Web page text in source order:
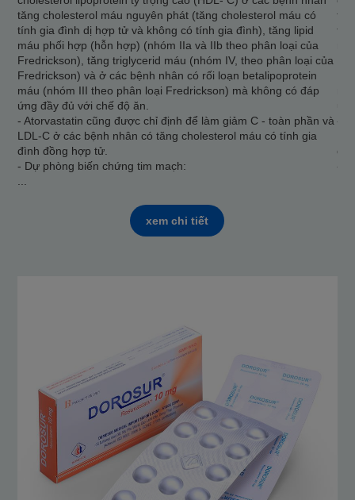
tăng cholesterol máu nguyên phát (tăng cholesterol máu có
tính gia đình dị hợp tử và không có tính gia đình), tăng lipid
máu phối hợp (hỗn hợp) (nhóm IIa và IIb theo phân loại của
Fredrickson), tăng triglycerid máu (nhóm IV, theo phân loại của
Fredrickson) và ở các bệnh nhân có rối loạn betalipoprotein
máu (nhóm III theo phân loại Fredrickson) mà không có đáp
ứng đầy đủ với chế độ ăn.
- Atorvastatin cũng được chỉ định để làm giảm C - toàn phần và
LDL-C ở các bệnh nhân có tăng cholesterol máu có tính gia
đình đồng hợp tử.
- Dự phòng biến chứng tim mac̣h:
xem chi tiết
-
-